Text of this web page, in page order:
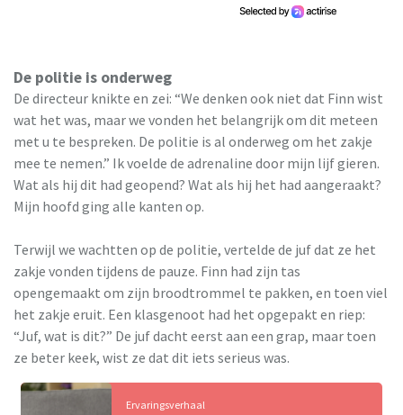
De politie is onderweg
De directeur knikte en zei: “We denken ook niet dat Finn wist
wat het was, maar we vonden het belangrijk om dit meteen
met u te bespreken. De politie is al onderweg om het zakje
mee te nemen.” Ik voelde de adrenaline door mijn lijf gieren.
Wat als hij dit had geopend? Wat als hij het had aangeraakt?
Mijn hoofd ging alle kanten op.
Terwijl we wachtten op de politie, vertelde de juf dat ze het
zakje vonden tijdens de pauze. Finn had zijn tas
opengemaakt om zijn broodtrommel te pakken, en toen viel
het zakje eruit. Een klasgenoot had het opgepakt en riep:
“Juf, wat is dit?” De juf dacht eerst aan een grap, maar toen
ze beter keek, wist ze dat dit iets serieus was.
Ervaringsverhaal